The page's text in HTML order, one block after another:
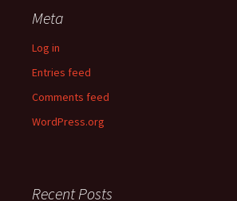
Meta
Log in
Entries feed
Comments feed
WordPress.org
Recent Posts